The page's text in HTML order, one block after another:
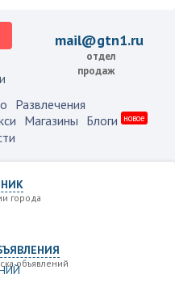
mail@gtn1.ru
отдел
продаж
Развлечения
Магазины Блоги новое
города
объявлений